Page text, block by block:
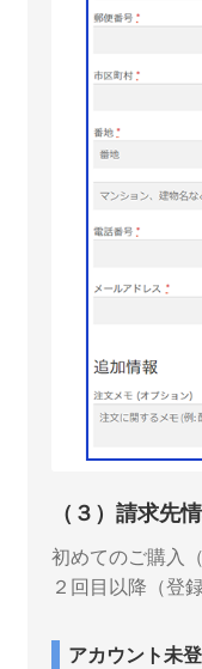
（３）請求先
初めてのご購入
２回目以降（登
アカウント未